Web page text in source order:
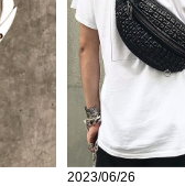
2023/06/26